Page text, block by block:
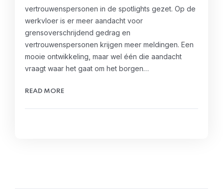
vertrouwenspersonen in de spotlights gezet. Op de
werkvloer is er meer aandacht voor
grensoverschrijdend gedrag en
vertrouwenspersonen krijgen meer meldingen. Een
mooie ontwikkeling, maar wel één die aandacht
vraagt waar het gaat om het borgen…
READ MORE